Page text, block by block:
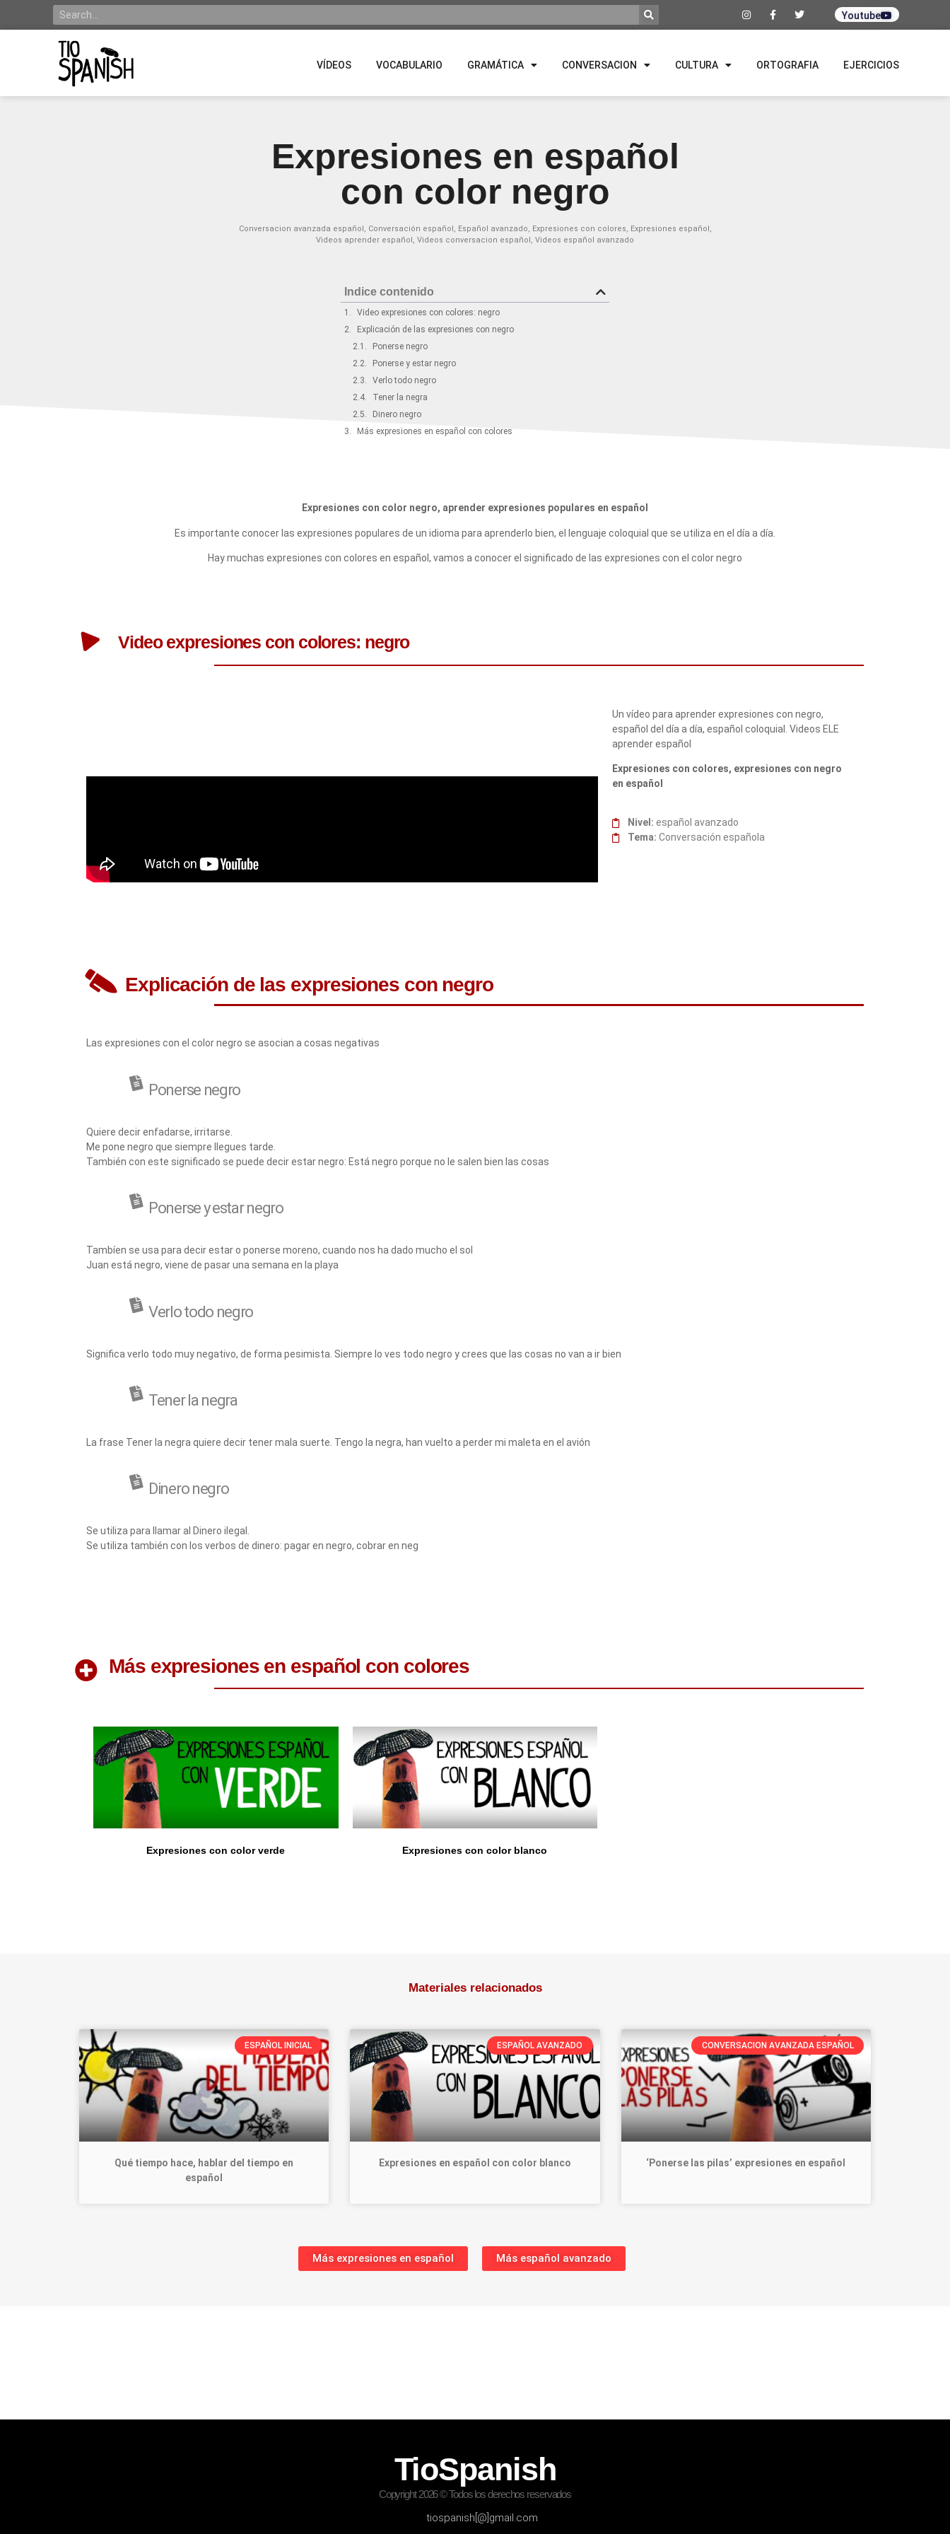
Youtube
VÍDEOS VOCABULARIO GRAMÁTICA CONVERSACION CULTURA ORTOGRAFIA EJERCICIOS
Expresiones en español
con color negro
Conversacion avanzada español , Conversación español , Español avanzado, Expresiones con colores, Expresiones español ,
Videos aprender español , Videos conversacion español , Videos español avanzado
Indice contenido
Video expresiones con colores: negro
Explicación de las expresiones con negro
Ponerse negro
Ponerse y estar negro
Verlo todo negro
Tener la negra
Dinero negro
Más expresiones en español con colores
Expresiones con color negro, aprender expresiones populares en español
Es importante conocer las expresiones populares de un idioma para aprenderlo bien, el lenguaje coloquial que se utiliza en el día a día.
Hay muchas expresiones con colores en español, vamos a conocer el significado de las expresiones con el color negro
Video expresiones con colores: negro
Un vídeo para aprender expresiones con negro,
español del día a día, español coloquial. Videos ELE
aprender español
Expresiones con colores, expresiones con negro
en español
Nivel: español avanzado
Tema: Conversación española
Explicación de las expresiones con negro
Las expresiones con el color negro se asocian a cosas negativas
Ponerse negro
Quiere decir enfadarse, irritarse.
Me pone negro que siempre llegues tarde.
También con este significado se puede decir estar negro: Está negro porque no le salen bien las cosas
Ponerse y estar negro
Tambíen se usa para decir estar o ponerse moreno, cuando nos ha dado mucho el sol
Juan está negro, viene de pasar una semana en la playa
Verlo todo negro
Significa verlo todo muy negativo, de forma pesimista. Siempre lo ves todo negro y crees que las cosas no van a ir bien
Tener la negra
La frase Tener la negra quiere decir tener mala suerte. Tengo la negra, han vuelto a perder mi maleta en el avión
Dinero negro
Se utiliza para llamar al Dinero ilegal.
Se utiliza también con los verbos de dinero: pagar en negro, cobrar en neg
Más expresiones en español con colores
Expresiones con color verde Expresiones con color blanco
Materiales relacionados
ESPAÑOL INICIAL
Qué tiempo hace, hablar del tiempo en
español
ESPAÑOL AVANZADO
Expresiones en español con color blanco
CONVERSACION AVANZADA ESPAÑOL
‘Ponerse las pilas’ expresiones en español
Más expresiones en español Más español avanzado
TioSpanish
Copyright 2026 © Todos los derechos reservados
tiospanish[@]gmail.com